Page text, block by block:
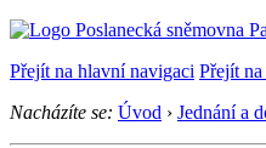
Přejít na hlavní navigaci Přejít
Nacházíte se: Úvod › Jednání a